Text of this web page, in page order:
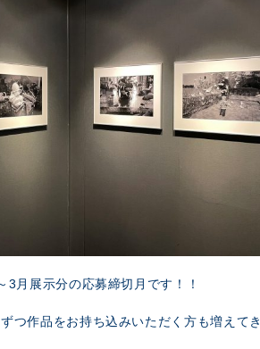
3月展示分の応募締切月です！！
つ作品をお持ち込みいただく方も増えてき